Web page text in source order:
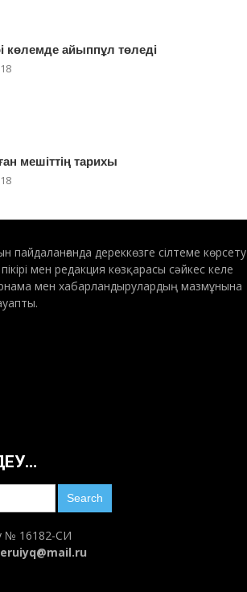
көлемде айыппұл төледі
мешіттің тарихы
пайдаланғанда дереккөзге сілтеме көрсету
мен редакция көзқарасы сәйкес келе
мен хабарландырулардың мазмұнына
№ 16182-СИ